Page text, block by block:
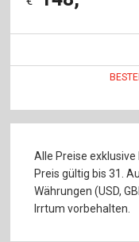
Alle Preise
Preis gültig bis 31.
Währungen (USD,
Irrtum vorbehalten.